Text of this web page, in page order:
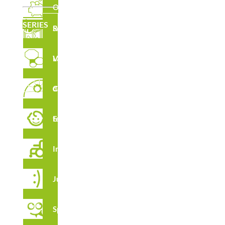
Outlet
SERIES Serie Robinia
Laberintos Verticales
Circuito de Cuerdas
Estimulación temprana
Integración
Juga
Spooky